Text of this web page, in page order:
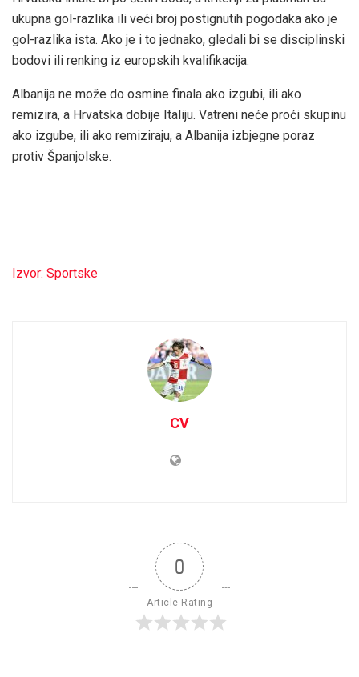
ukupna gol-razlika ili veći broj postignutih pogodaka ako je
gol-razlika ista. Ako je i to jednako, gledali bi se disciplinski
bodovi ili renking iz europskih kvalifikacija.
Albanija ne može do osmine finala ako izgubi, ili ako
remizira, a Hrvatska dobije Italiju. Vatreni neće proći skupinu
ako izgube, ili ako remiziraju, a Albanija izbjegne poraz
protiv Španjolske.
Izvor: Sportske
CV
0
Article Rating